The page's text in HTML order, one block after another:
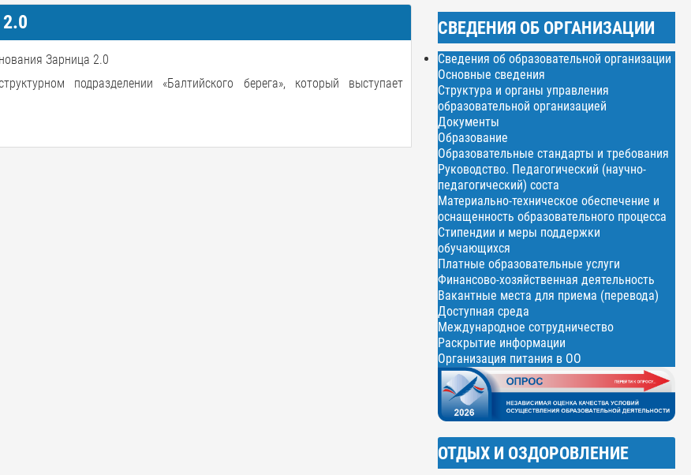
Зарница 2.0
подразделении «Балтийского берега», который выступает
СВЕДЕНИЯ ОБ ОРГАНИЗАЦИИ
Сведения об образовательной организации
Основные сведения
Структура и органы управления
образовательной организацией
Документы
Образование
Образовательные стандарты и требования
Руководство. Педагогический (научно-
педагогический) соста
Материально-техническое обеспечение и
оснащенность образовательного процесса
Стипендии и меры поддержки
обучающихся
Платные образовательные услуги
Финансово-хозяйственная деятельность
Вакантные места для приема (перевода)
Доступная среда
Международное сотрудничество
Раскрытие информации
Организация питания в ОО
ОТДЫХ И ОЗДОРОВЛЕНИЕ